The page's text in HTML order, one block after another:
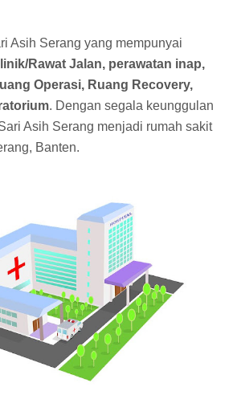
Asih Serang yang mempunyai
Rawat Jalan, perawatan inap,
Operasi, Ruang Recovery,
. Dengan segala keunggulan
Asih Serang menjadi rumah sakit
Banten.